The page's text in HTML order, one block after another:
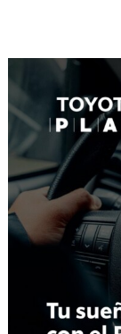
entradas